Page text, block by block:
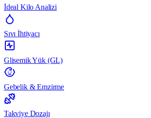
İdeal Kilo Analizi
Sıvı İhtiyacı
Glisemik Yük (GL)
Gebelik & Emzirme
Takviye Dozajı